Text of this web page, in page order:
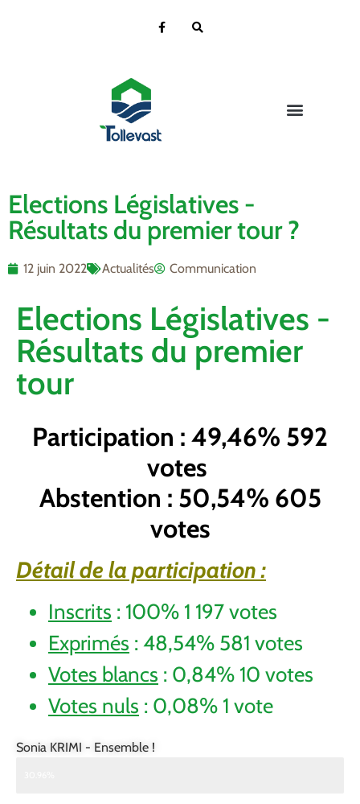
Elections Législatives -
Résultats du premier tour ?
12 juin 2022 Actualités Communication
Elections Législatives -
Résultats du premier
tour
Participation : 49,46% 592
votes
Abstention : 50,54% 605
votes
Détail de la participation :
Inscrits : 100% 1 197 votes
Exprimés : 48,54% 581 votes
Votes blancs : 0,84% 10 votes
Votes nuls : 0,08% 1 vote
Sonia KRIMI - Ensemble !